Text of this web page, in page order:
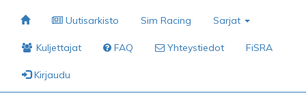
Uutisarkisto Sim Racing Sarjat
Kuljettajat FAQ Yhteystiedot FiSRA
Kirjaudu